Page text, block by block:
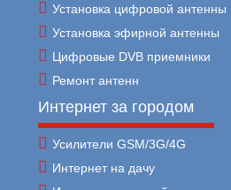
Установка цифровой антенны
Установка эфирной антенны
Цифровые DVB приемники
Ремонт антенн
Интернет за городом
Усилители GSM/3G/4G
Интернет на дачу